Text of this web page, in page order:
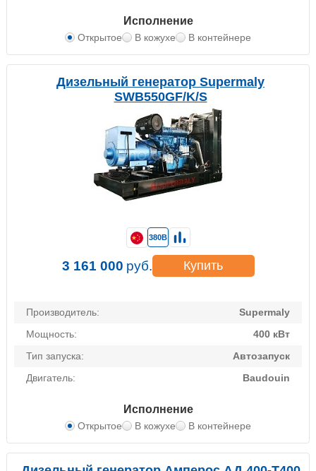
Исполнение
Открытое В кожухе В контейнере
Дизельный генератор Supermaly
SWB550GF/K/S
Производитель:
Supermaly
Мощность:
400 кВт
Тип запуска:
Автозапуск
Двигатель:
Baudouin
Исполнение
Открытое В кожухе В контейнере
380В
3 161 000 руб. Купить